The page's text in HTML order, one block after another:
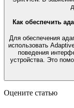
Как обеспечить
Для обеспечения
использовать
поведения
устройства. Это
Оцените статью